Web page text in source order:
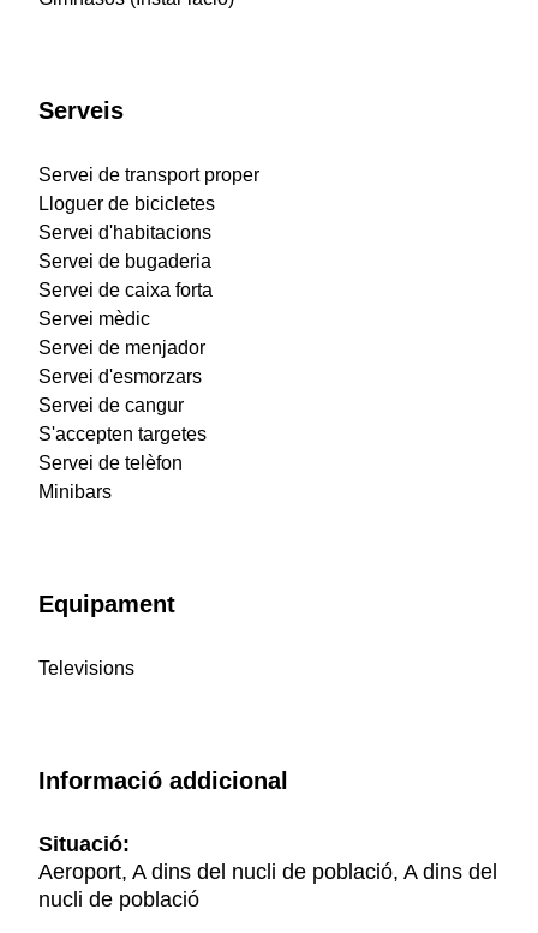
Serveis
Servei de transport proper
Lloguer de bicicletes
Servei d'habitacions
Servei de bugaderia
Servei de caixa forta
Servei mèdic
Servei de menjador
Servei d'esmorzars
Servei de cangur
S'accepten targetes
Servei de telèfon
Minibars
Equipament
Televisions
Informació addicional
Situació:
Aeroport, A dins del nucli de població, A dins del
nucli de població